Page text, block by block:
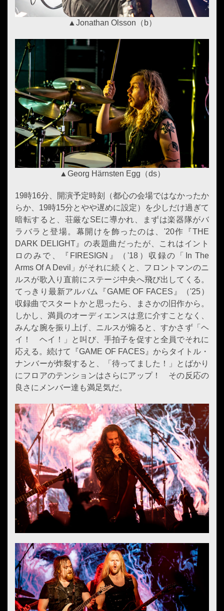
▲Jonathan Olsson（b）
▲Georg Härnsten Egg（ds）
19時16分、開演予定時刻（都心の会場ではなかったか
らか、19時15分とやや遅めに設定）を少しだけ過ぎて
暗転すると、荘厳なSEに導かれ、まずは楽器隊がバ
ラバラと登場。幕開けを飾ったのは、'20作『THE
DARK DELIGHT』の表題曲だったが、これはイント
ロのみで、『FIRESIGN』（'18）収録の「In The
Arms Of A Devil」がそれに続くと、フロントマンのニ
ルスが歌入り直前にステージ中央へ飛び出してくる。
てっきり最新アルバム『GAME OF FACES』（'25）
収録曲でスタートかと思ったら、まさかの旧作から。
しかし、満員のオーディエンスは意に介すことなく、
みんな腕を振り上げ、ニルスが煽ると、すかさず「ヘ
イ！ ヘイ！」と叫び、手拍子を促すと全員でそれに
応える。続けて『GAME OF FACES』からタイトル・
ナンバーが炸裂すると、「待ってました！」とばかり
にフロアのテンションはさらにアップ！ その反応の
良さにメンバー達も満足気だ。